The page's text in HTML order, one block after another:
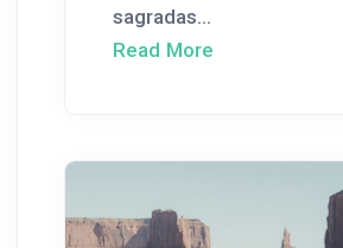
sagradas...
Read More